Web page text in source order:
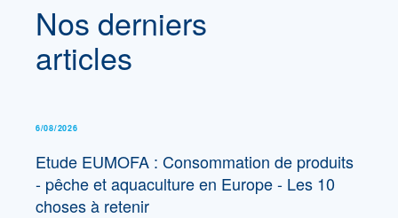
Nos derniers
articles
6/08/2026
Etude EUMOFA : Consommation de produits
- pêche et aquaculture en Europe - Les 10
choses à retenir